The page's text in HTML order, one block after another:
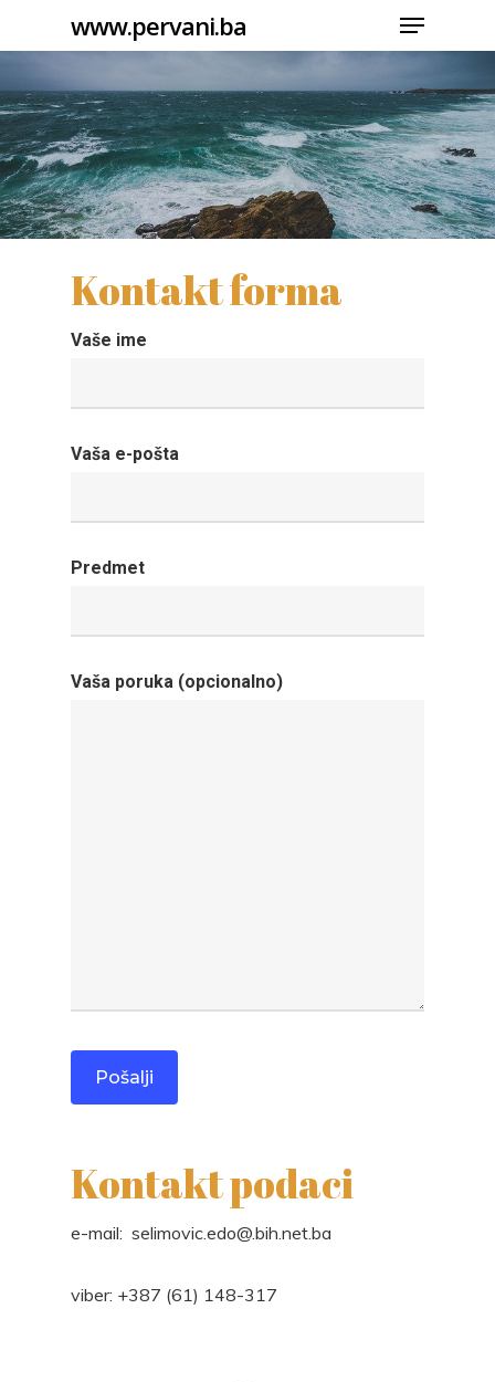
to
main
content
www.pervani.ba Menu
Kontakt forma
Vaše ime
Vaša e-pošta
Predmet
Vaša poruka (opcionalno)
Kontakt podaci
e-mail: selimovic.edo@.bih.net.ba
viber: +387 (61) 148-317
Menu